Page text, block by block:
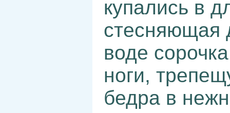
купались в
стесняющая
воде
ноги,
бедра в